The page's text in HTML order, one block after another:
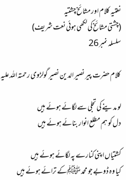
نعتیہ کلام اور مشائخ چشتیہ
(چشتی مشائخ کی لکھی ہوئی نعت شریف)
سلسلہ نمبر 26
کلام حضرت پیر نصیر الدین نصیر گولڑوی رحمتہ اللہ علیہ
لو مدینے کی تجلی سے لگائے ہوئے ہیں
دل کو ہم مطلع انوار بنائے ہوئے ہیں
کشتیاں اپنی کنارے پہ لگائے ہوئے ہیں
کیا وہ ڈوبے جو محمد ﷺکے ترائے ہوئے ہیں